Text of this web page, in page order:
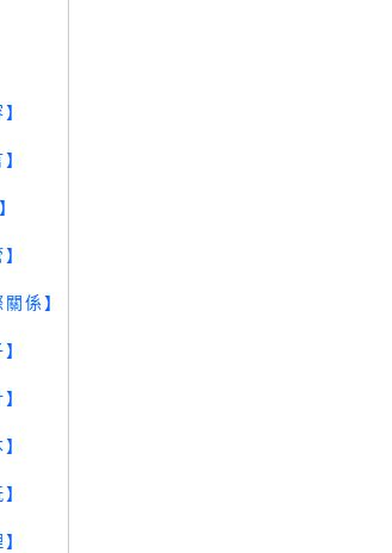
係】